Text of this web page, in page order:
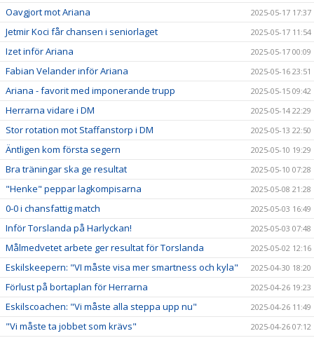
Oavgjort mot Ariana 2025-05-17 17:37
Jetmir Koci får chansen i seniorlaget 2025-05-17 11:54
Izet inför Ariana 2025-05-17 00:09
Fabian Velander inför Ariana 2025-05-16 23:51
Ariana - favorit med imponerande trupp 2025-05-15 09:42
Herrarna vidare i DM 2025-05-14 22:29
Stor rotation mot Staffanstorp i DM 2025-05-13 22:50
Äntligen kom första segern 2025-05-10 19:29
Bra träningar ska ge resultat 2025-05-10 07:28
"Henke" peppar lagkompisarna 2025-05-08 21:28
0-0 i chansfattig match 2025-05-03 16:49
Inför Torslanda på Harlyckan! 2025-05-03 07:48
Målmedvetet arbete ger resultat för Torslanda 2025-05-02 12:16
Eskilskeepern: "VI måste visa mer smartness och kyla" 2025-04-30 18:20
Förlust på bortaplan för Herrarna 2025-04-26 19:23
Eskilscoachen: "Vi måste alla steppa upp nu" 2025-04-26 11:49
"Vi måste ta jobbet som krävs" 2025-04-26 07:12